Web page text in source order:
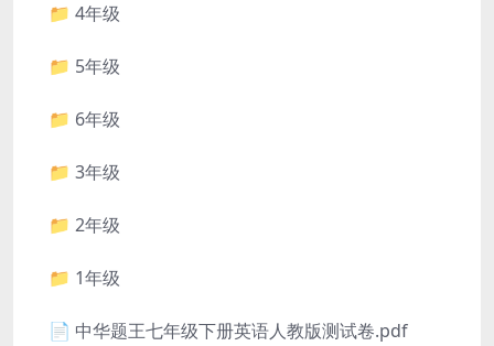
📁 4年级
📁 5年级
📁 6年级
📁 3年级
📁 2年级
📁 1年级
📄 中华题王七年级下册英语人教版测试卷.pdf